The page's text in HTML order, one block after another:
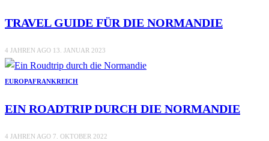
TRAVEL GUIDE FÜR DIE NORMANDIE
4 JAHREN AGO 13. JANUAR 2023
EUROPAFRANKREICH
EIN ROADTRIP DURCH DIE NORMANDIE
4 JAHREN AGO 7. OKTOBER 2022